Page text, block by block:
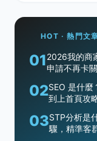
HOT · 熱門文
012026我的商
申請不再卡
02SEO 是什
到上首頁攻
03STP分析是
驟，精準客